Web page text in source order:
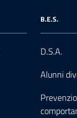
B.E.S.
D.S.A.
Alunni